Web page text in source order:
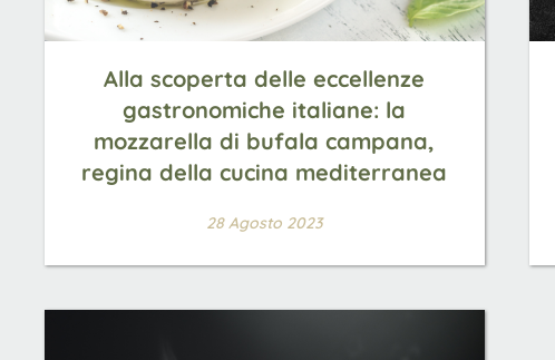
Alla scoperta delle eccellenze
gastronomiche italiane: la
mozzarella di bufala campana,
regina della cucina mediterranea
28 Agosto 2023